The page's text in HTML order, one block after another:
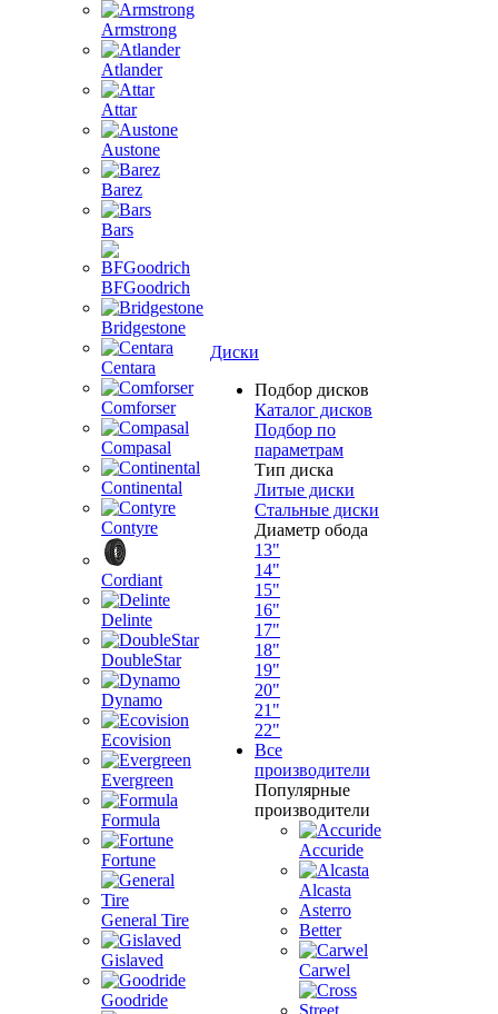
Armstrong
Atlander
Attar
Austone
Barez
Bars
BFGoodrich
Bridgestone
Centara
Comforser
Compasal
Continental
Contyre
Cordiant
Delinte
DoubleStar
Dynamo
Ecovision
Evergreen
Formula
Fortune
General Tire
Gislaved
Goodride
Диски
Подбор дисков
Каталог дисков
Подбор по
параметрам
Тип диска
Литые диски
Стальные диски
Диаметр обода
13"
14"
15"
16"
17"
18"
19"
20"
21"
22"
Все
производители
Популярные
производители
Accuride
Alcasta
Asterro
Better
Carwel